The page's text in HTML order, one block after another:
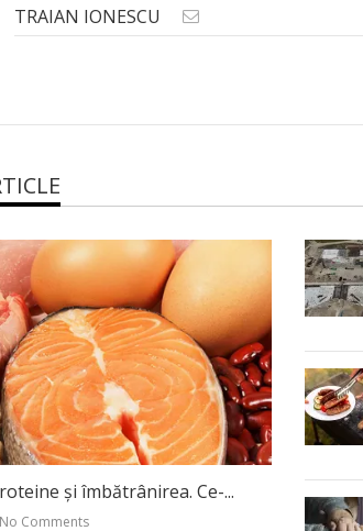
TRAIAN IONESCU
și îmbătrânirea. Ce-...
No Comments